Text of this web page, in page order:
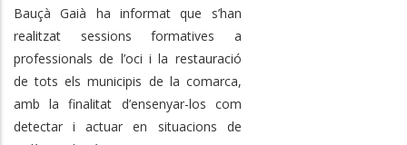
Bauçà Gaià ha informat que s’han
realitzat sessions formatives a
professionals de l’oci i la restauració
de tots els municipis de la comarca,
amb la finalitat d’ensenyar-los com
detectar i actuar en situacions de